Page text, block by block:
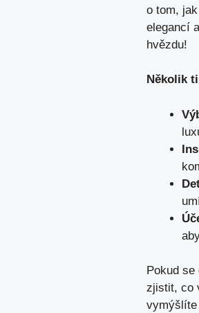
o tom,
elegancí
hvězdu!
Několik
Pokud
zjistit, co
vymýšlíte